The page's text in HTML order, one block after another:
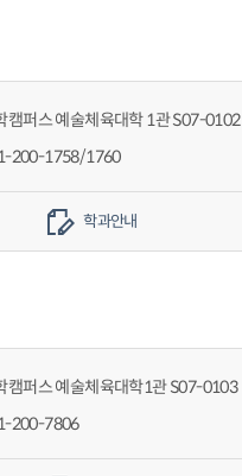
캠퍼스 예술체육대학 1관 S07-0102
200-1758/1760
학과안내
캠퍼스 예술체육대학1관 S07-0103
200-7806